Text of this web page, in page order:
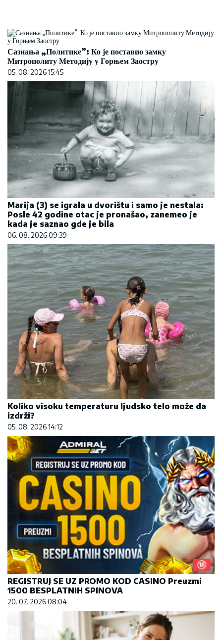
Сазнања „Политике”: Ко је поставио замку
Митрополиту Методију у Горњем Заостру
05. 08. 2026 15:45
Marija (3) se igrala u dvorištu i samo je nestala:
Posle 42 godine otac je pronašao, zanemeo je
kada je saznao gde je bila
06. 08. 2026 09:39
Koliko visoku temperaturu ljudsko telo može da
izdrži?
05. 08. 2026 14:12
REGISTRUJ SE UZ PROMO KOD CASINO Preuzmi
1500 BESPLATNIH SPINOVA
20. 07. 2026 08:04